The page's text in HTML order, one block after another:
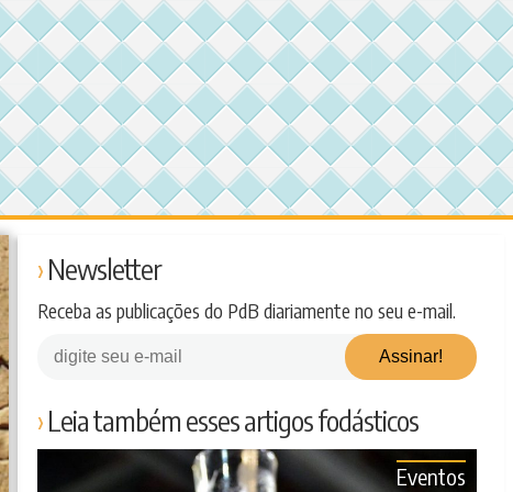
Newsletter
Receba as publicações do PdB diariamente no seu e-mail.
Leia também esses artigos fodásticos
Eventos